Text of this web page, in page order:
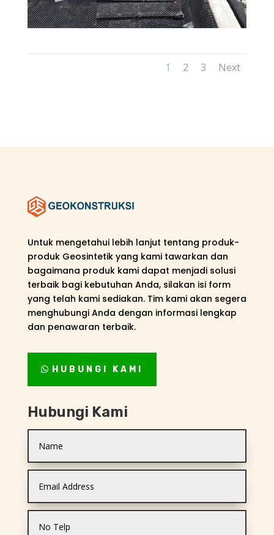
1 2 3 Next
Untuk mengetahui lebih lanjut tentang produk-
produk Geosintetik yang kami tawarkan dan
bagaimana produk kami dapat menjadi solusi
terbaik bagi kebutuhan Anda, silakan isi form
yang telah kami sediakan. Tim kami akan segera
menghubungi Anda dengan informasi lengkap
dan penawaran terbaik.
HUBUNGI KAMI
Hubungi Kami